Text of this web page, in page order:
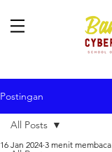
Postingan
All Posts
16 Jan 2024 3 menit membaca